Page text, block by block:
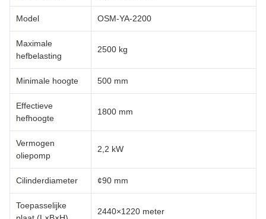
Model OSM-YA-2200
Maximale
hefbelasting
2500 kg
Minimale hoogte 500 mm
Effectieve
hefhoogte
1800 mm
Vermogen
oliepomp
2,2 kW
Cilinderdiameter ¢90 mm
Toepasselijke
2440×1220 meter